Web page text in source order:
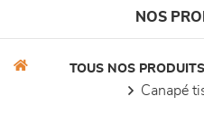
NOS
TOUS NOS PRODUITS
canapé